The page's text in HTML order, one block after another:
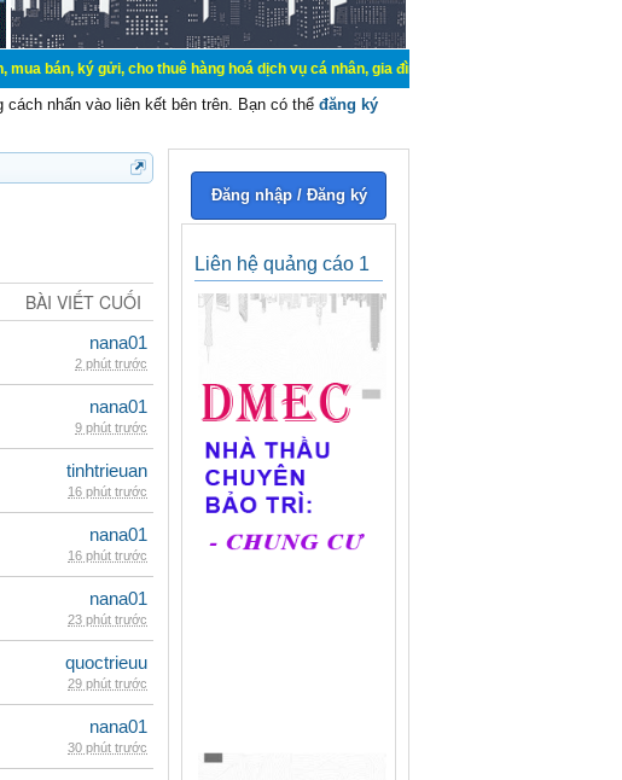
cho thuê hàng hoá dịch vụ cá nhân, gia đình. Mua bán, ký gửi, cho thuê thiết bị
cách nhấn vào liên kết bên trên. Bạn có thể đăng ký
BÀI VIẾT CUỐI
nana01
2 phút trước
nana01
9 phút trước
tinhtrieuan
16 phút trước
nana01
16 phút trước
nana01
23 phút trước
quoctrieuu
29 phút trước
nana01
30 phút trước
Đăng nhập / Đăng ký
Liên hệ quảng cáo 1